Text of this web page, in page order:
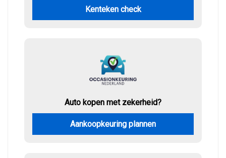
Kenteken check
Auto kopen met zekerheid?
Aankoopkeuring plannen